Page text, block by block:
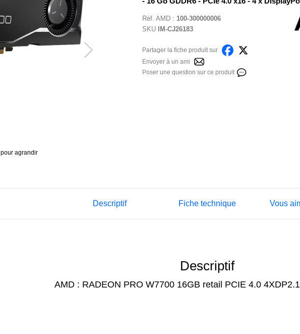
agrandir
Réf. AMD: 100-300000006
SKU
IM-CJ26183
Partager la fiche produit sur
Envoyer à un ami
Poser une question sur ce produit
Descriptif Fiche technique Vous
Descriptif
AMD : RADEON PRO W7700 16GB retail PCIE 4.0